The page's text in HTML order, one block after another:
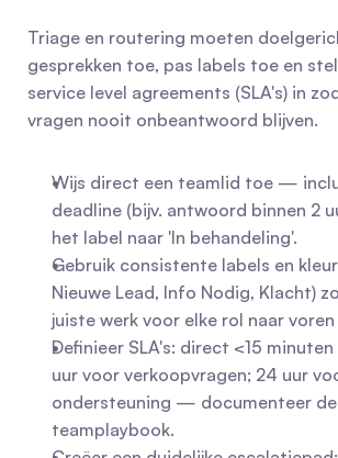
Triage en routering moeten
gesprekken toe, pas labels toe en
service level agreements (SLA's) in
vragen nooit onbeantwoord blijven.
Wijs direct een teamlid toe —
deadline (bijv. antwoord binnen 2
het label naar 'In behandeling'.
Gebruik consistente labels en
Nieuwe Lead, Info Nodig, Klacht)
juiste werk voor elke rol naar
Definieer SLA's: direct <15
uur voor verkoopvragen; 24 uur
ondersteuning — documenteer
teamplaybook.